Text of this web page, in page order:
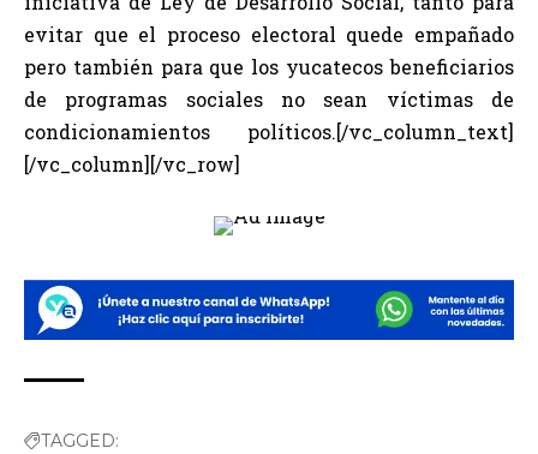
evitar que el proceso electoral quede empañado
pero también para que los yucatecos beneficiarios
de programas sociales no sean víctimas de
condicionamientos políticos.[/vc_column_text]
[/vc_column][/vc_row]
TAGGED: